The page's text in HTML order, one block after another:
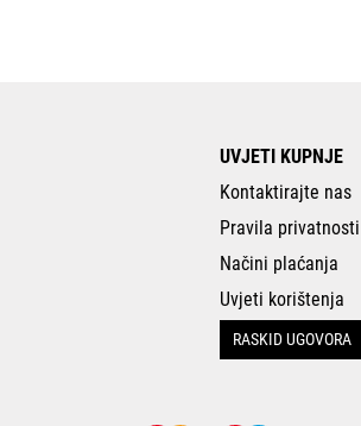
UVJETI KUPNJE
Kontaktirajte nas
Pravila privatnosti
Načini plaćanja
Uvjeti korištenja
RASKID UGOVORA